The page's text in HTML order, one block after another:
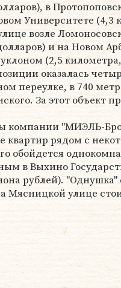
в
Университете (4,3
возле
и на Новом
(2,5
оказалась
переулке, в 740
За этот объект
компании "МИЭЛЬ-
квартир рядом с
обойдется
в Выхино
рублей).
Мясницкой улице